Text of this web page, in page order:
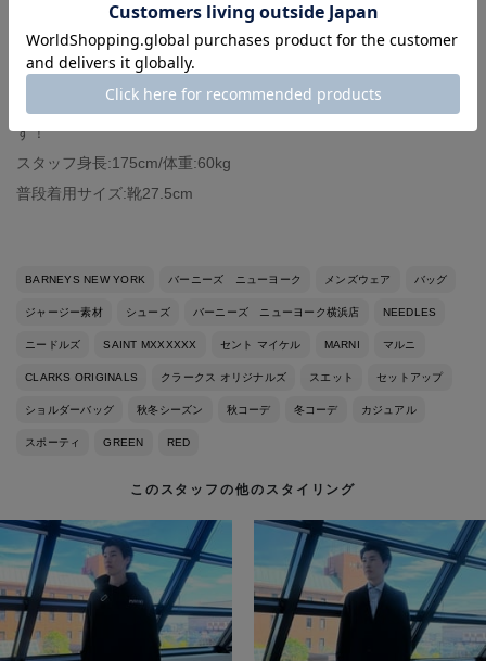
ストレートタイプでサイズSを選びました。
足元には、＜クラークス＞のシューズで合わせました。
鮮やかなグリーンの色が目を惹くデザインですが、さすがのクッ
ショニングで柔らかく厚みもあるのでスタイルアップも狙えま
す！
スタッフ身長:175cm/体重:60kg
普段着用サイズ:靴27.5cm
BARNEYS NEW YORK バーニーズ ニューヨーク メンズウェア バッグ
ジャージー素材 シューズ バーニーズ ニューヨーク横浜店 NEEDLES
ニードルズ SAINT MXXXXXX セント マイケル MARNI マルニ
CLARKS ORIGINALS クラークス オリジナルズ スエット セットアップ
ショルダーバッグ 秋冬シーズン 秋コーデ 冬コーデ カジュアル
スポーティ GREEN RED
このスタッフの他のスタイリング